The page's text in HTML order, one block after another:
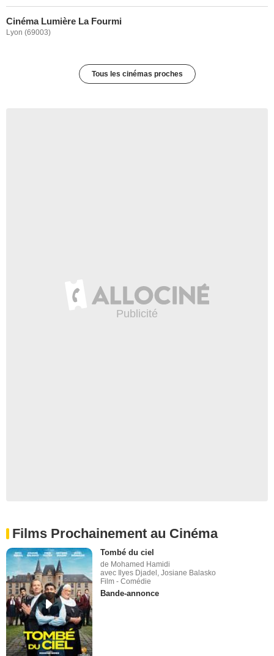
Cinéma Lumière La Fourmi
Lyon (69003)
Tous les cinémas proches
Films Prochainement au Cinéma
Tombé du ciel
de Mohamed Hamidi
avec Ilyes Djadel, Josiane Balasko
Film - Comédie
Bande-annonce